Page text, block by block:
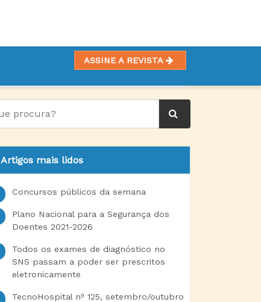
ASSINE A REVISTA
Artigos mais lidos
Concursos públicos da semana
Plano Nacional para a Segurança dos
Doentes 2021-2026
Todos os exames de diagnóstico no
SNS passam a poder ser prescritos
eletronicamente
TecnoHospital nº 125, setembro/outubro